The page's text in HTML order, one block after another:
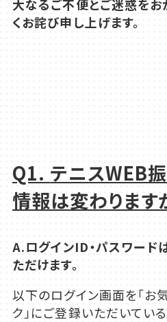
大なるご不便とご迷惑をお
くお詫び申し上げます。
Q1. テニスWEB
情報は変わります
A.ログインID・パスワード
ただけます。
以下のログイン画面を「お
ク」にご登録いただいている